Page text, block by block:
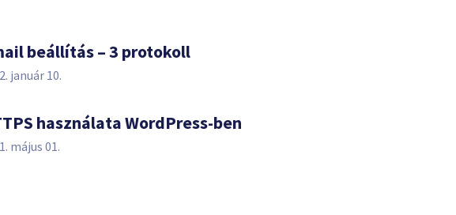
beállítás – 3 protokoll
január 10.
használata WordPress-ben
május 01.